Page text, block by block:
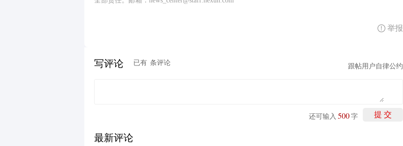
举报
写评论 已有 条评论 跟帖用户自律公约
提 交
还可输入 500 字
最新评论